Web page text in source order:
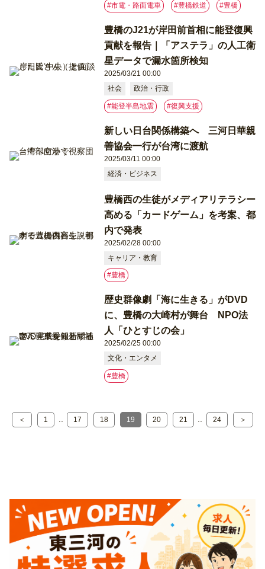
#市電・路面電車 #豊橋鉄道 #豊橋
豊橋のJ21が岸田前首相に能登復興
貢献を報告｜「アステラ」の人工衛
星データで漏水箇所検知
2025/03/21 00:00
社会
政治・行政
#能登半島地震 #復興支援
新しい日台関係構築へ 三河日華親
善協会一行が台湾に渡航
2025/03/11 00:00
経済・ビジネス
豊橋西の生徒がメディアリテラシー
高める「カードゲーム」を考案、都
内で発表
2025/02/28 00:00
キャリア・教育
#豊橋
歴史群像劇「海に生きる」がDVD
に、豊橋の大崎村が舞台 NPO法
人「ひとすじの会」
2025/02/25 00:00
文化・エンタメ
#豊橋
＜ 1 17 18 19 20 21 24 ＞